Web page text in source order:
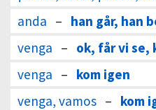
anda – han går, han
venga – ok, får vi se,
venga – kom igen
venga, vamos – kom